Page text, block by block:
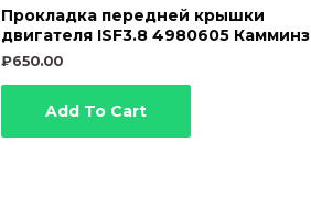
Прокладка передней крышки
двигателя ISF3.8 4980605 Камминз
₽650.00
Add To Cart